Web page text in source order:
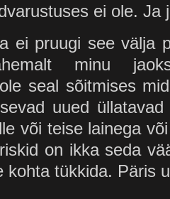
ei ole. Ja
ei pruugi see välja
minu
seal sõitmises
uued
või teise lainega
on ikka seda
kohta tükkida. Päris